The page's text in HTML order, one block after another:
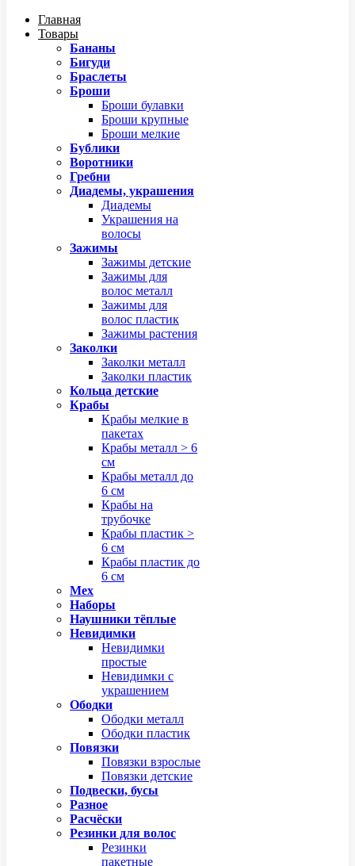
Главная
Товары
Бананы
Бигуди
Браслеты
Броши
Броши булавки
Броши крупные
Броши мелкие
Бублики
Воротники
Гребни
Диадемы, украшения
Диадемы
Украшения на
волосы
Зажимы
Зажимы детские
Зажимы для
волос металл
Зажимы для
волос пластик
Зажимы растения
Заколки
Заколки металл
Заколки пластик
Кольца детские
Крабы
Крабы мелкие в
пакетах
Крабы металл > 6
см
Крабы металл до
6 см
Крабы на
трубочке
Крабы пластик >
6 см
Крабы пластик до
6 см
Мех
Наборы
Наушники тёплые
Невидимки
Невидимки
простые
Невидимки с
украшением
Ободки
Ободки металл
Ободки пластик
Повязки
Повязки взрослые
Повязки детские
Подвески, бусы
Разное
Расчёски
Резинки для волос
Резинки
пакетные